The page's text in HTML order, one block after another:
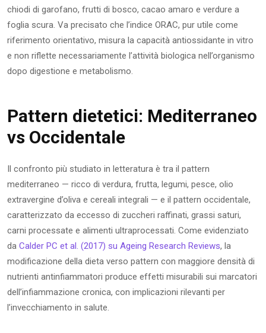
chiodi di garofano, frutti di bosco, cacao amaro e verdure a
foglia scura. Va precisato che l’indice ORAC, pur utile come
riferimento orientativo, misura la capacità antiossidante in vitro
e non riflette necessariamente l’attività biologica nell’organismo
dopo digestione e metabolismo.
Pattern dietetici: Mediterraneo
vs Occidentale
Il confronto più studiato in letteratura è tra il pattern
mediterraneo — ricco di verdura, frutta, legumi, pesce, olio
extravergine d’oliva e cereali integrali — e il pattern occidentale,
caratterizzato da eccesso di zuccheri raffinati, grassi saturi,
carni processate e alimenti ultraprocessati. Come evidenziato
da Calder PC et al. (2017) su Ageing Research Reviews, la
modificazione della dieta verso pattern con maggiore densità di
nutrienti antinfiammatori produce effetti misurabili sui marcatori
dell’infiammazione cronica, con implicazioni rilevanti per
l’invecchiamento in salute.